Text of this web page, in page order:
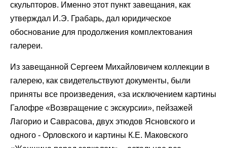
скульпторов. Именно этот пункт завещания, как
утверждал И.Э. Грабарь, дал юридическое
обоснование для продолжения комплектования
галереи.
Из завещанной Сергеем Михайловичем коллекции в
галерею, как свидетельствуют документы, были
приняты все произведения, «за исключением картины
Галофре «Возвращение с экскурсии», пейзажей
Лагорио и Саврасова, двух этюдов Ясновского и
одного - Орловского и картины К.Е. Маковского